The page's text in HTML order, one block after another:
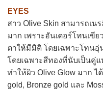
EYES
สาว Olive Skin สามารถเน
มาก เพราะอันเดอร์โทนเขี
ตาให้มีมิติ โดยเฉพาะโทน
โดยเฉพาะสีทองที่นับเป็นคู่
ทำให้ผิว Olive Glow มาก ไ
gold, Bronze gold และ